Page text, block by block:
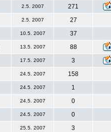
2.5. 2007
271
2.5. 2007
27
10.5. 2007
37
13.5. 2007
88
17.5. 2007
3
24.5. 2007
158
24.5. 2007
1
24.5. 2007
0
24.5. 2007
0
25.5. 2007
3